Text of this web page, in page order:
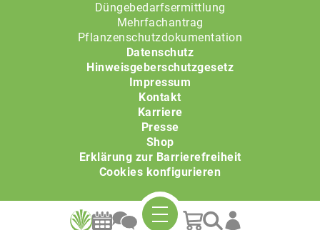
Düngebedarfsermittlung
Mehrfachantrag
Pflanzenschutzdokumentation
Datenschutz
Hinweisgeberschutzgesetz
Impressum
Kontakt
Karriere
Presse
Shop
Erklärung zur Barrierefreiheit
Cookies konfigurieren